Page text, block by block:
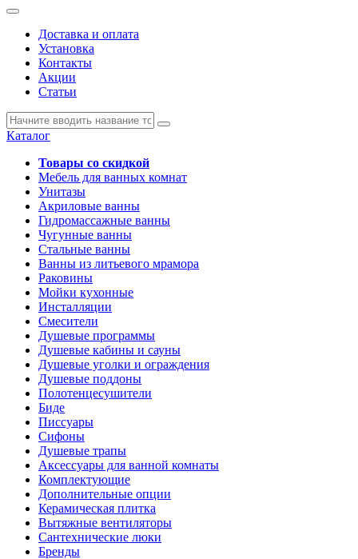
Доставка и оплата
Установка
Контакты
Акции
Статьи
Каталог
Товары со скидкой
Мебель для ванных комнат
Унитазы
Акриловые ванны
Гидромассажные ванны
Чугунные ванны
Стальные ванны
Ванны из литьевого мрамора
Раковины
Мойки кухонные
Инсталляции
Смесители
Душевые программы
Душевые кабины и сауны
Душевые уголки и ограждения
Душевые поддоны
Полотенцесушители
Биде
Писсуары
Сифоны
Душевые трапы
Аксессуары для ванной комнаты
Комплектующие
Дополнительные опции
Керамическая плитка
Вытяжные вентиляторы
Сантехнические люки
Бренды